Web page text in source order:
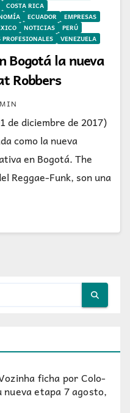
COSTA RICA
ECUADOR
EMPRESAS
NOTICIAS
PERÚ
VENEZUELA
Bogotá la nueva
Robbers
de diciembre de 2017)
como la nueva
en Bogotá. The
Reggae-Funk, son una
ficha por Colo-
nueva etapa7 agosto,